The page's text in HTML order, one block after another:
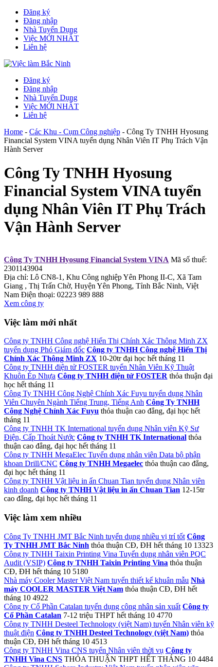
Đăng ký
Đăng nhập
Nhà Tuyển Dụng
Việc MỚI NHẤT
Liên hệ
Đăng ký
Đăng nhập
Nhà Tuyển Dụng
Việc MỚI NHẤT
Liên hệ
Home - Các Khu - Cụm Công nghiệp - Công Ty TNHH Hyosung
Financial System VINA tuyển dụng Nhân Viên IT Phụ Trách Vận
Hành Server
Công Ty TNHH Hyosung
Financial System VINA tuyển
dụng Nhân Viên IT Phụ Trách
Vận Hành Server
Công Ty TNHH Hyosung Financial System VINA Mã số thuế:
2301143904
Địa chỉ: Lô CN8-1, Khu Công nghiệp Yên Phong II-C, Xã Tam
Giang , Thị Trấn Chờ, Huyện Yên Phong, Tỉnh Bắc Ninh, Việt
Nam Điện thoại: 02223 989 888
Xem công ty
Việc làm mới nhất
Công ty TNHH Công nghệ Hiển Thị Chính Xác Thông Minh ZX
tuyển dụng Phó Giám đốc Công ty TNHH Công nghệ Hiển Thị
Chính Xác Thông Minh ZX 10-20tr đại học hết tháng 11
Công ty TNHH điện tử FOSTER tuyển Nhân Viên Kỹ Thuật
Khuôn Ép Nhựa Công ty TNHH điện tử FOSTER thỏa thuận đại
học hết tháng 11
Công Ty TNHH Công Nghệ Chính Xác Fuyu tuyển dụng Nhân
Viên Chuyên Ngành Tiếng Trung, Tiếng Anh Công Ty TNHH
Công Nghệ Chính Xác Fuyu thỏa thuận cao đẳng, đại học hết
tháng 11
Công ty TNHH TK International tuyển dụng Nhân viên Kỹ Sư
Điện, Cấp Thoát Nước Công ty TNHH TK International thỏa
thuận cao đẳng, đại học hết tháng 11
Công ty TNHH MegaElec Tuyển dụng nhân viên Data bộ phận
khoan Drill/CNC Công ty TNHH Megaelec thỏa thuận cao đẳng,
đại học hết tháng 11
Công ty TNHH Vật liệu in ấn Chuan Tian tuyển dụng Nhân viên
kinh doanh Công ty TNHH Vật liệu in ấn Chuan Tian 12-15tr
cao đẳng, đại học hết tháng 11
Việc làm xem nhiều
Công Ty TNHH JMT Bắc Ninh tuyển dụng nhiều vị trí tốt Công
Ty TNHH JMT Bắc Ninh thỏa thuận CĐ, ĐH hết tháng 10 13323
Công ty TNHH Taixin Printing Vina Tuyển dụng nhân viên PQC
Audit (VSIP) Công ty TNHH Taixin Printing Vina thỏa thuận
CĐ, ĐH hết tháng 10 5180
Nhà máy Cooler Master Việt Nam tuyển thiết kế khuân mẫu Nhà
máy COOLER MASTER Việt Nam thỏa thuận CĐ, ĐH hết
tháng 10 4922
Công ty Cổ Phần Catalan tuyển dụng công nhân sản xuất Công ty
Cổ Phần Catalan 7-12 triệu THPT hết tháng 10 4770
Công ty TNHH Desteel Technology (việt Nam) tuyển Nhân viên kỹ
thuật điện Công ty TNHH Desteel Technology (việt Nam) thỏa
thuận CĐ, ĐH hết tháng 10 4513
Công ty TNHH Vina CNS tuyển Nhân viên thời vụ Công ty
TNHH Vina CNS THỎA THUẬN THPT HẾT THÁNG 10 4484